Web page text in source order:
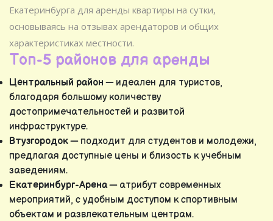
Екатеринбурга для аренды квартиры на сутки,
основываясь на отзывах арендаторов и общих
характеристиках местности.
Топ-5 районов для аренды
Центральный район — идеален для туристов,
благодаря большому количеству
достопримечательностей и развитой
инфраструктуре.
Втузгородок— подходит для студентов и молодежи,
предлагая доступные цены и близость к учебным
заведениям.
Екатеринбург-Арена— атрибут современных
мероприятий, с удобным доступом к спортивным
объектам и развлекательным центрам.